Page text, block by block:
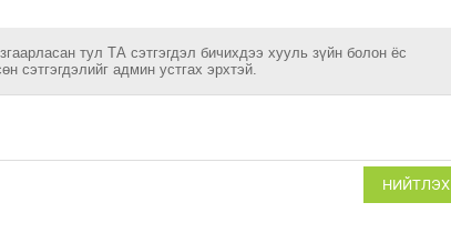
тул ТА сэтгэгдэл бичихдээ хууль зүйн болон ёс
сэтгэгдэлийг админ устгах эрхтэй.
НИЙТЛЭХ